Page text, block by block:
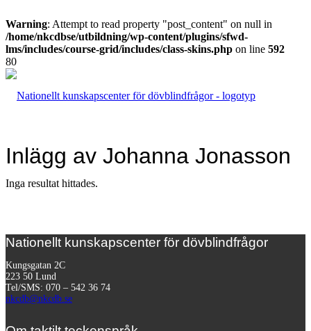
Warning: Attempt to read property "post_content" on null in
/home/nkcdbse/utbildning/wp-content/plugins/sfwd-
lms/includes/course-grid/includes/class-skins.php on line 592
Inlägg av Johanna Jonasson
Inga resultat hittades.
Nationellt kunskapscenter för dövblindfrågor
Kungsgatan 2C
223 50 Lund
Tel/SMS: 070 – 542 36 74
nkcdb@nkcdb.se